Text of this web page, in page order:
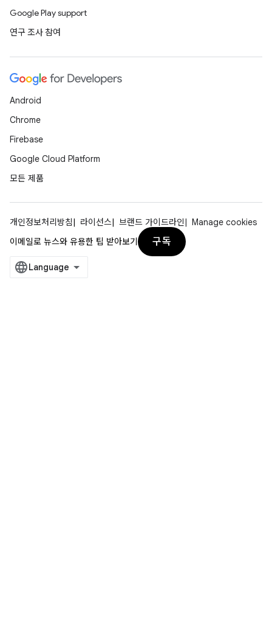
Google Play support
연구 조사 참여
Android
Chrome
Firebase
Google Cloud Platform
모든 제품
개인정보처리방침 라이선스 브랜드 가이드라인
Manage cookies
이메일로 뉴스와 유용한 팁 받아보기
구독